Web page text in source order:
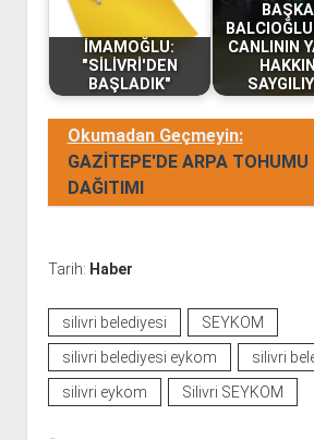
İMAMOĞLU:
"SİLİVRİ'DEN
BAŞLADIK"
CANLININ
Okumadan Geçmeyin:
GAZİTEPE'DE ARPA TOHUMU
DAĞITIMI
Tarih: Haber
silivri belediyesi
SEYKOM
silivri belediyesi eykom
silivri
silivri eykom
Silivri SEYKOM